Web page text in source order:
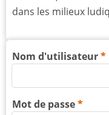
dans les milieux
Nom d'utilisateur
Mot de passe